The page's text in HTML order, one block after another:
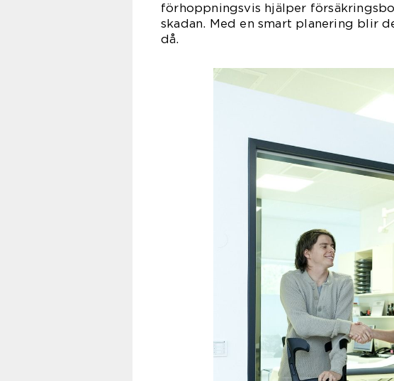
förhoppningsvis hjälper
skadan. Med en smart planering blir